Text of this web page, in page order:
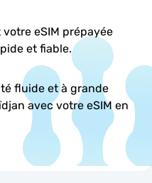
eSIM prépayée
et fiable.
fluide et à grande
avec votre eSIM en